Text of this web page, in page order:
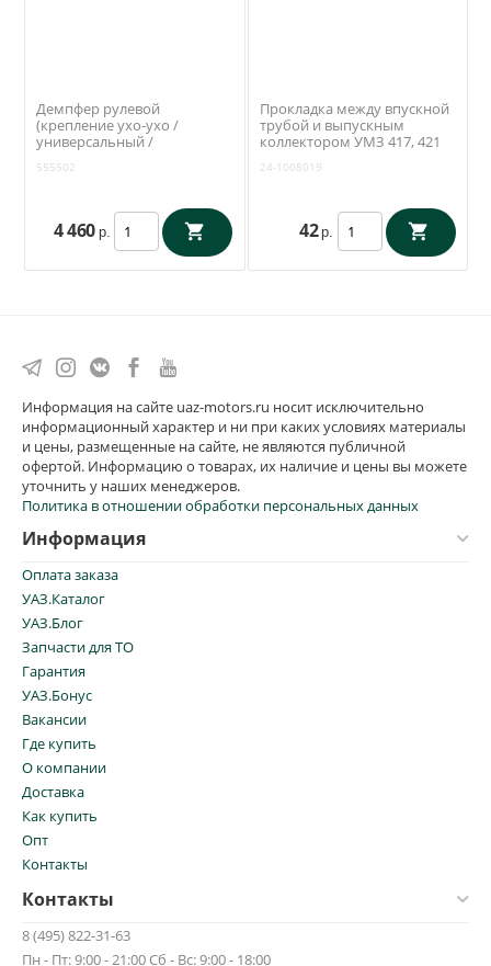
Демпфер рулевой
(крепление ухо-ухо /
универсальный /
RedBTR (555502)
555502
4 460 р.
Прокладка между впускной
трубой и выпускным
коллектором УМЗ 417, 421
Ульяновск) 24-1008019
24-1008019
42 р.
Информация на сайте uaz-motors.ru носит исключительно
информационный характер и ни при каких условиях материалы
и цены, размещенные на сайте, не являются публичной
офертой. Информацию о товарах, их наличие и цены вы можете
уточнить у наших менеджеров.
Политика в отношении обработки персональных данных
Информация
Оплата заказа
УАЗ.Каталог
УАЗ.Блог
Запчасти для ТО
Гарантия
УАЗ.Бонус
Вакансии
Где купить
О компании
Доставка
Как купить
Опт
Контакты
Контакты
8 (495) 822-31-63
Пн - Пт: 9:00 - 21:00 Сб - Вс: 9:00 - 18:00